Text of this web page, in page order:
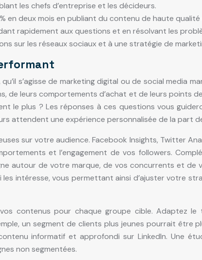
les chefs d’entreprise et les décideurs.
en deux mois en publiant du contenu de haute
rapidement aux questions et en résolvant les
sur les réseaux sociaux et à une stratégie de
s’agisse de marketing digital ou de social media
leurs comportements d’achat et de leurs points
le plus ? Les réponses à ces questions vous
attendent une expérience personnalisée de la part
sur votre audience. Facebook Insights, Twitter
et l’engagement de vos followers.
autour de votre marque, de vos concurrents et de
intéresse, vous permettant ainsi d’ajuster votre
contenus pour chaque groupe cible. Adaptez
un segment de clients plus jeunes pourrait être
informatif et approfondi sur LinkedIn. Une
non segmentées.